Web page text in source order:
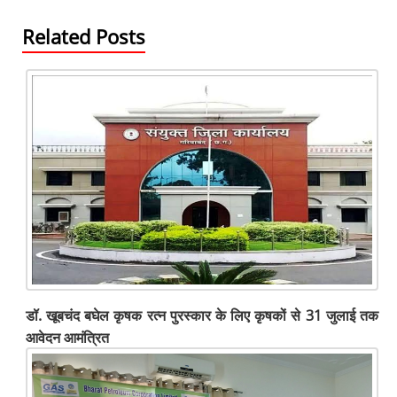
Related Posts
डॉ. खूबचंद बघेल कृषक रत्न पुरस्कार के लिए कृषकों से 31 जुलाई तक
आवेदन आमंत्रित